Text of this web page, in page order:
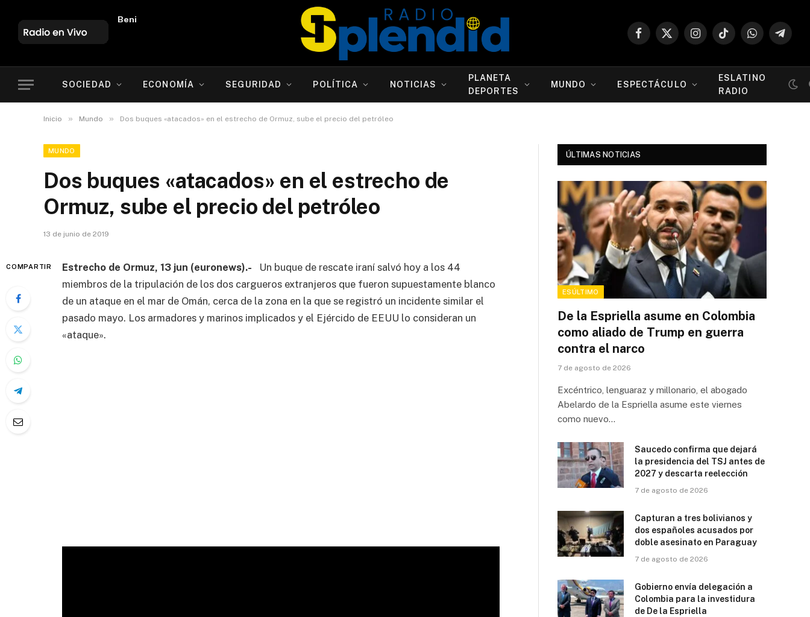
Beni
Facebook
X
InstagramTikTokWhatsApp
SOCIEDAD ECONOMÍA SEGURIDAD POLÍTICA NOTICIAS
PLANETA
DEPORTES
MUNDO ESPECTÁCULO
ESLATINO
RADIO
Inicio » Mundo » Dos buques «atacados» en el estrecho de Ormuz, sube el precio del petróleo
MUNDO
Dos buques «atacados» en el estrecho de
Ormuz, sube el precio del petróleo
13 de junio de 2019
COMPARTIR Estrecho de Ormuz, 13 jun (euronews).- Un buque de rescate iraní salvó hoy a los 44
miembros de la tripulación de los dos cargueros extranjeros que fueron supuestamente blanco
de un ataque en el mar de Omán, cerca de la zona en la que se registró un incidente similar el
pasado mayo. Los armadores y marinos implicados y el Ejércido de EEUU lo consideran un
«ataque».
ÚLTIMAS NOTICIAS
ESÚLTIMO
De la Espriella asume en Colombia
como aliado de Trump en guerra
contra el narco
7 de agosto de 2026
Excéntrico, lenguaraz y millonario, el abogado
Abelardo de la Espriella asume este viernes
como nuevo…
Saucedo confirma que dejará
la presidencia del TSJ antes de
2027 y descarta reelección
7 de agosto de 2026
Capturan a tres bolivianos y
dos españoles acusados por
doble asesinato en Paraguay
7 de agosto de 2026
Gobierno envía delegación a
Colombia para la investidura
de De la Espriella